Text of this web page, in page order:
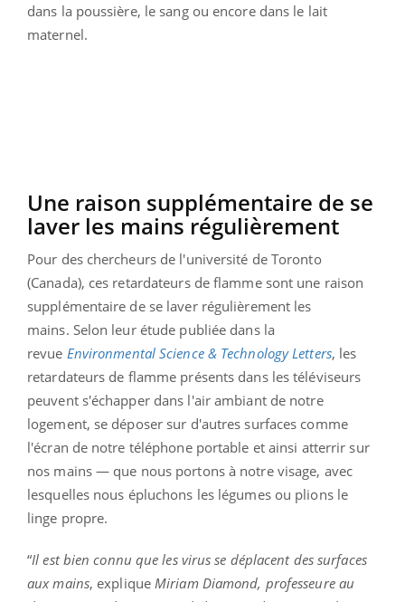
dans la poussière, le sang ou encore dans le lait
maternel.
Une raison supplémentaire de se
laver les mains régulièrement
Pour des chercheurs de l'université de Toronto
(Canada), ces retardateurs de flamme sont une raison
supplémentaire de se laver régulièrement les
mains. Selon leur étude publiée dans la
revue Environmental Science & Technology Letters, les
retardateurs de flamme présents dans les téléviseurs
peuvent s'échapper dans l'air ambiant de notre
logement, se déposer sur d'autres surfaces comme
l'écran de notre téléphone portable et ainsi atterrir sur
nos mains — que nous portons à notre visage, avec
lesquelles nous épluchons les légumes ou plions le
linge propre.
“Il est bien connu que les virus se déplacent des surfaces
aux mains, expliqueMiriam Diamond, professeure au